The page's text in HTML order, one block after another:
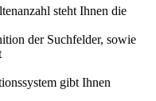
steht Ihnen die
der Suchfelder, sowie
gibt Ihnen